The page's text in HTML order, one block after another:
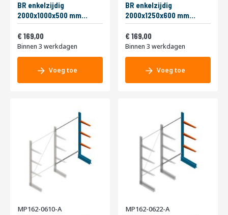
BR enkelzijdig
2000x1000x500 mm
(hxbxd) 3 niveaus
aanbouwsectie
Vanaf
169,00
Binnen 3 werkdagen
Voeg toe
BR enkelzijdig
2000x1250x600 mm
(hxbxd) 2 niveaus
aanbouwsectie
Vanaf
169,00
Binnen 3 werkdagen
Voeg toe
MP162-0610-A
MP162-0622-A